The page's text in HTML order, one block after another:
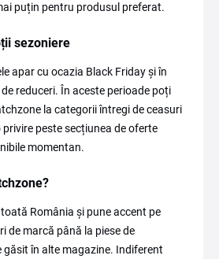
puțin pentru produsul preferat.
sezoniere
apar cu ocazia Black Friday și în
reduceri. În aceste perioade poți
la categorii întregi de ceasuri
peste secțiunea de oferte
momentan.
România și pune accent pe
de marcă până la piese de
găsit în alte magazine. Indiferent